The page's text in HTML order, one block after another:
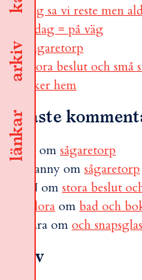
länkar
arkiv
jag sa vi reste men
i dag = på väg
sågaretorp
stora beslut och små
åker hem
Senaste
om sågaretorp
Fanny om sågaretorp
N om stora beslut
Flora om bad och
sara om och
Arkiv